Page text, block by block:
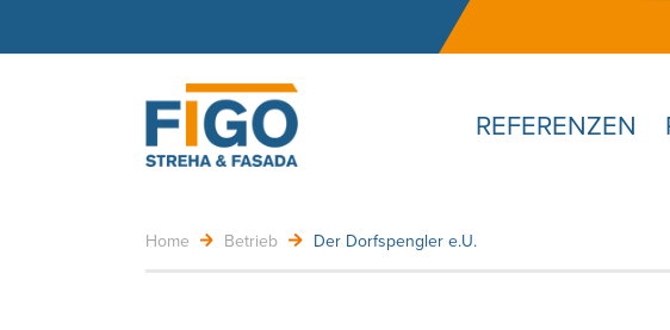
REFERENZEN
Home Betrieb Der Dorfspengler e.U.